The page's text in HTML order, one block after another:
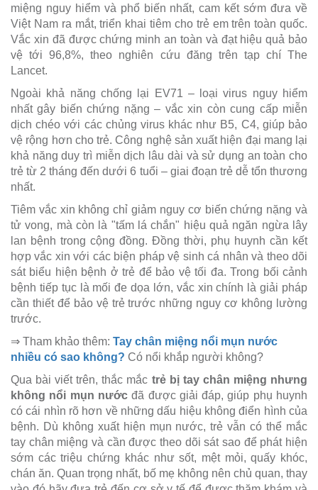
miệng nguy hiểm và phổ biến nhất, cam kết sớm đưa về
Việt Nam ra mắt, triển khai tiêm cho trẻ em trên toàn quốc.
Vắc xin đã được chứng minh an toàn và đạt hiệu quả bảo
vệ tới 96,8%, theo nghiên cứu đăng trên tạp chí The
Lancet.
Ngoài khả năng chống lại EV71 – loại virus nguy hiểm
nhất gây biến chứng nặng – vắc xin còn cung cấp miễn
dịch chéo với các chủng virus khác như B5, C4, giúp bảo
vệ rộng hơn cho trẻ. Công nghệ sản xuất hiện đại mang lại
khả năng duy trì miễn dịch lâu dài và sử dụng an toàn cho
trẻ từ 2 tháng đến dưới 6 tuổi – giai đoạn trẻ dễ tổn thương
nhất.
Tiêm vắc xin không chỉ giảm nguy cơ biến chứng nặng và
tử vong, mà còn là "tấm lá chắn" hiệu quả ngăn ngừa lây
lan bệnh trong cộng đồng. Đồng thời, phụ huynh cần kết
hợp vắc xin với các biện pháp vệ sinh cá nhân và theo dõi
sát biểu hiện bệnh ở trẻ để bảo vệ tối đa. Trong bối cảnh
bệnh tiếp tục là mối đe dọa lớn, vắc xin chính là giải pháp
cần thiết để bảo vệ trẻ trước những nguy cơ không lường
trước.
⇒ Tham khảo thêm: Tay chân miệng nổi mụn nước
nhiều có sao không? Có nổi khắp người không?
Qua bài viết trên, thắc mắc trẻ bị tay chân miệng nhưng
không nổi mụn nướcđã được giải đáp, giúp phụ huynh
có cái nhìn rõ hơn về những dấu hiệu không điển hình của
bệnh. Dù không xuất hiện mụn nước, trẻ vẫn có thể mắc
tay chân miệng và cần được theo dõi sát sao để phát hiện
sớm các triệu chứng khác như sốt, mệt mỏi, quấy khóc,
chán ăn. Quan trọng nhất, bố mẹ không nên chủ quan, thay